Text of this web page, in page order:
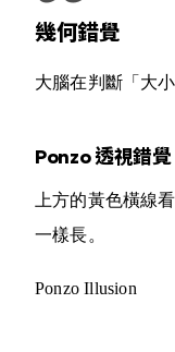
幾何錯覺
大腦在判斷「大
Ponzo 透視錯覺
上方的黃色橫線
一樣長。
Ponzo Illusion